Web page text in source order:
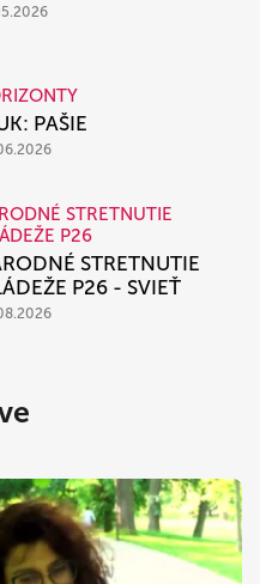
PAŠIE
STRETNUTIE
P26
STRETNUTIE
P26 - SVIEŤ